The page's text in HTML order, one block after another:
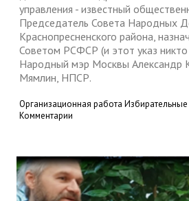
управления - известный
Председатель Совета Народных
Краснопресненского района,
Советом РСФСР (и этот указ
Народный мэр Москвы Александр
Мямлин, НПСР.
Организационная работа
Комментарии